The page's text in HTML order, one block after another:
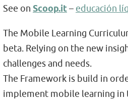
See on Scoop.it– educación
The Mobile Learning
beta. Relying on the new
challenges and needs.
The Framework is build in
implement mobile learning in